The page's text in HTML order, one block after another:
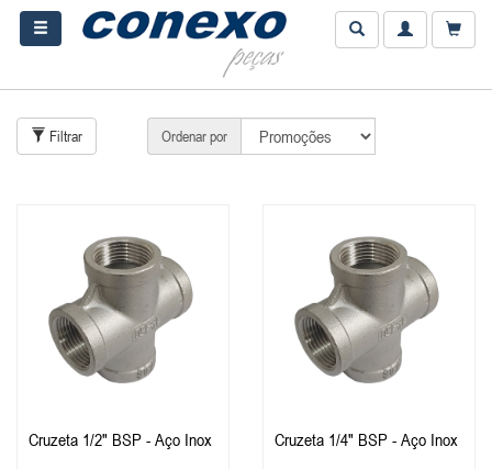
Filtrar Ordenar por
Cruzeta 1/2" BSP - Aço Inox Cruzeta 1/4" BSP - Aço Inox